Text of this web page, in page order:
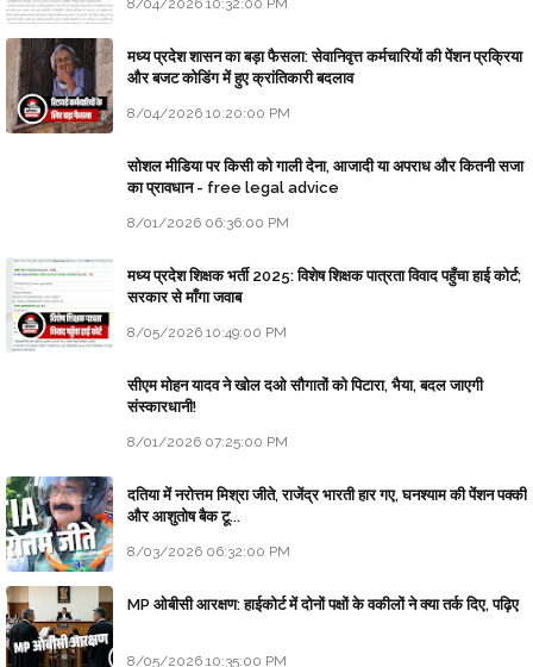
8/04/2026 10:32:00 PM
मध्य प्रदेश शासन का बड़ा फैसला: सेवानिवृत्त कर्मचारियों की पेंशन प्रक्रिया
और बजट कोडिंग में हुए क्रांतिकारी बदलाव
8/04/2026 10:20:00 PM
सोशल मीडिया पर किसी को गाली देना, आजादी या अपराध और कितनी सजा
का प्रावधान - free legal advice
8/01/2026 06:36:00 PM
मध्य प्रदेश शिक्षक भर्ती 2025: विशेष शिक्षक पात्रता विवाद पहुँचा हाई कोर्ट;
सरकार से माँगा जवाब
8/05/2026 10:49:00 PM
सीएम मोहन यादव ने खोल दओ सौगातों को पिटारा, भैया, बदल जाएगी
संस्कारधानी!
8/01/2026 07:25:00 PM
दतिया में नरोत्तम मिश्रा जीते, राजेंद्र भारती हार गए, घनश्याम की पेंशन पक्की
और आशुतोष बैक टू...
8/03/2026 06:32:00 PM
MP ओबीसी आरक्षण: हाईकोर्ट में दोनों पक्षों के वकीलों ने क्या तर्क दिए, पढ़िए
8/05/2026 10:35:00 PM